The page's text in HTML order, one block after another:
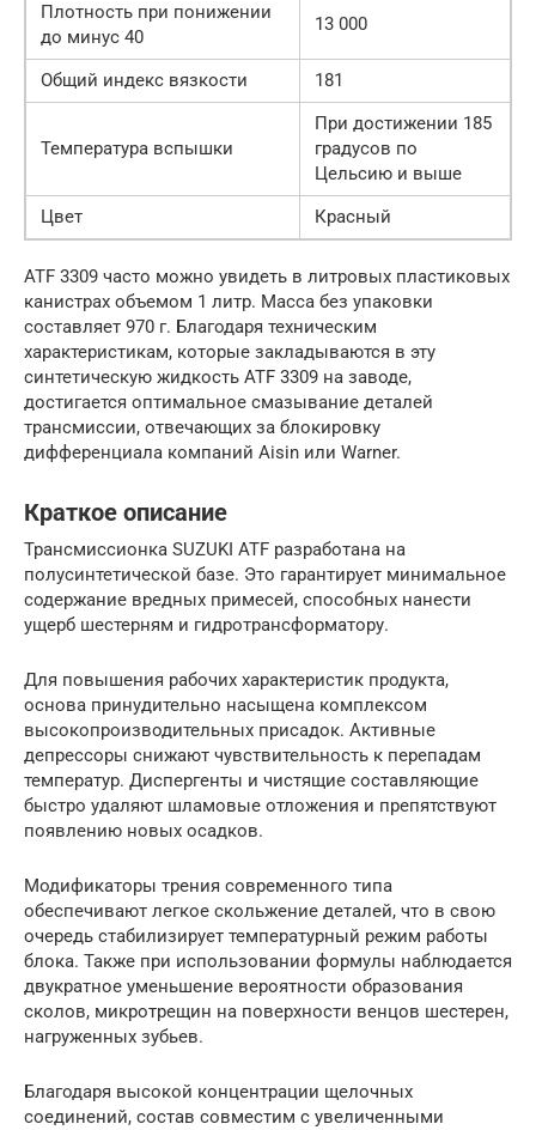
Плотность при понижении
до минус 40
13 000
Общий индекс вязкости 181
Температура вспышки
При достижении 185
градусов по
Цельсию и выше
Цвет
Красный
ATF 3309 часто можно увидеть в литровых пластиковых
канистрах объемом 1 литр. Масса без упаковки
составляет 970 г. Благодаря техническим
характеристикам, которые закладываются в эту
синтетическую жидкость ATF 3309 на заводе,
достигается оптимальное смазывание деталей
трансмиссии, отвечающих за блокировку
дифференциала компаний Aisin или Warner.
Краткое описание
Трансмиссионка SUZUKI ATF разработана на
полусинтетической базе. Это гарантирует минимальное
содержание вредных примесей, способных нанести
ущерб шестерням и гидротрансформатору.
Для повышения рабочих характеристик продукта,
основа принудительно насыщена комплексом
высокопроизводительных присадок. Активные
депрессоры снижают чувствительность к перепадам
температур. Диспергенты и чистящие составляющие
быстро удаляют шламовые отложения и препятствуют
появлению новых осадков.
Модификаторы трения современного типа
обеспечивают легкое скольжение деталей, что в свою
очередь стабилизирует температурный режим работы
блока. Также при использовании формулы наблюдается
двукратное уменьшение вероятности образования
сколов, микротрещин на поверхности венцов шестерен,
нагруженных зубьев.
Благодаря высокой концентрации щелочных
соединений, состав совместим с увеличенными